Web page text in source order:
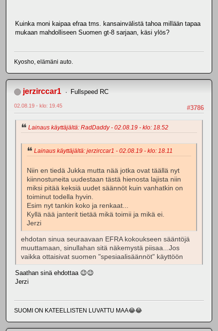
Kuinka moni kaipaa efraa tms. kansainvälistä tahoa millään tapaa
mukaan mahdolliseen Suomen gt-8 sarjaan, käsi ylös?
Kyosho, elämäni auto.
jerzirccar1 Fullspeed RC
#3786
02.08.19 - klo: 19.45
Lainaus käyttäjältä: RadDaddy - 02.08.19 - klo: 18.52
Lainaus käyttäjältä: jerzirccar1 - 02.08.19 - klo: 18.11
Niin en tiedä Jukka mutta nää jotka ovat täällä nyt
kiinnostuneita uudestaan tästä hienosta lajista niin
miksi pitää keksiä uudet säännöt kuin vanhatkin on
toiminut todella hyvin.
Esim nyt tankin koko ja renkaat...
Kyllä nää janterit tietää mikä toimii ja mikä ei.
Jerzi
ehdotan sinua seuraavaan EFRA kokoukseen sääntöjä
muuttamaan, sinullahan sitä näkemystä piisaa...Jos
vaikka ottaisivat suomen "spesiaalisäännöt" käyttöön
Saathan sinä ehdottaa 😉😉
Jerzi
SUOMI ON KATEELLISTEN LUVATTU MAA😂😂